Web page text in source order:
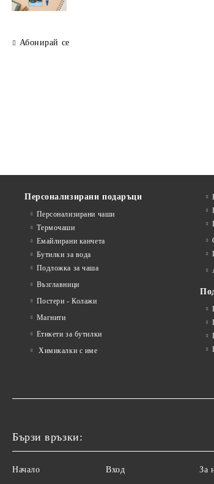
Абонирай се
Персонализирани подаръци
Персонализирани чаши
Термочаши
Емайлирани канчета
Бутилки за вода
Подложка за чаша
Възглавници
Постери - Колажи
Магнити
Етикети за бутилки
Химикалки с име
Бързи връзки:
Начало Вход За